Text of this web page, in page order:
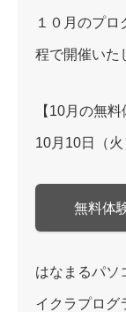
１０月のプロ
程で開催いた
【10月の無料
10月10日（火
無料体
はなまるパソ
イクラプログ